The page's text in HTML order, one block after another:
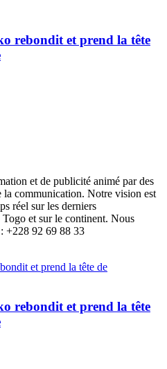
rebondit et prend la tête
et de publicité animé par des
la communication. Notre vision est
réel sur les derniers
et sur le continent. Nous
+228 92 69 88 33
rebondit et prend la tête